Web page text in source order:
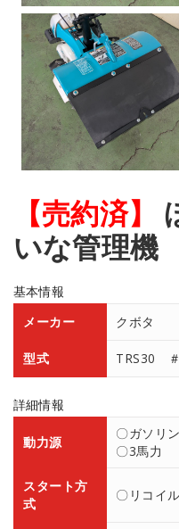
【売約済】
いな管理
基本情報
メーカー
クボタ
型式 TRS30
詳細情報
動力源
〇ガソリ
〇3馬力
スタート方
式
〇リコイル